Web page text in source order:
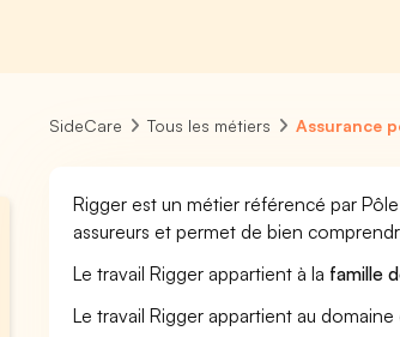
SideCare Tous les métiers Assurance
Rigger est un métier référencé par
assureurs et permet de bien
Le travail Rigger appartient à la famille
Le travail Rigger appartient au